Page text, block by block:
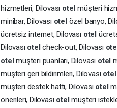
hizmetleri, Dilovası otelmüşteri
minibar, Dilovası otel özel banyo,
ücretsiz internet, Dilovası otel
Dilovası otelcheck-out, Dilovası
otelmüşteri puanları, Dilovası otel
müşteri geri bildirimleri, Dilovası
müşteri destek hattı, Dilovası otel
önerileri, Dilovası otelmüşteri